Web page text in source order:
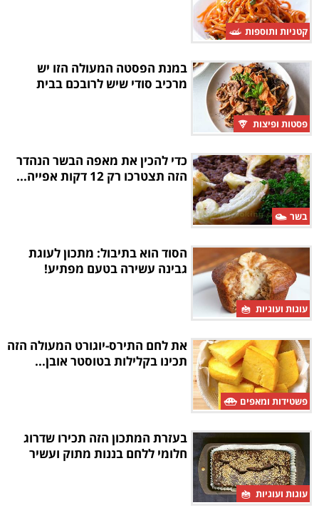
קטניות ותוספות
פסטות ופיצות
במנת הפסטה המעולה הזו יש
מרכיב סודי שיש לרובכם בבית
בשר
כדי להכין את מאפה הבשר הנהדר
הזה תצטרכו רק 12 דקות אפייה...
עוגות ועוגיות
הסוד הוא בתיבול: מתכון לעוגת
גבינה עשירה בטעם מפתיע!
פשטידות ומאפים
את לחם התירס-יוגורט המעולה הזה
תכינו בקלילות בטוסטר אובן...
עוגות ועוגיות
בעזרת המתכון הזה תכירו שדרוג
חלומי ללחם בננות מתוק ועשיר